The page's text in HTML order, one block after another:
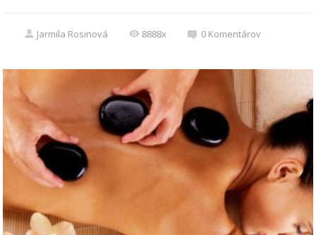
Jarmila Rosinová 8888x 0 Komentárov